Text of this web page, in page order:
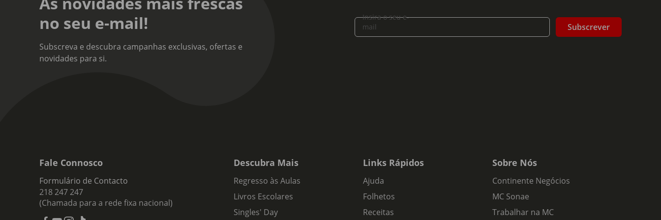
no seu e-mail!
Subscreva e descubra campanhas exclusivas, ofertas e
novidades para si.
Insira o seu e-
mail
Subscrever
Fale Connosco
Formulário de Contacto
218 247 247
(Chamada para a rede fixa nacional)
Descubra Mais
Regresso às Aulas
Livros Escolares
Singles' Day
Links Rápidos
Ajuda
Folhetos
Receitas
Sobre Nós
Continente Negócios
MC Sonae
Trabalhar na MC